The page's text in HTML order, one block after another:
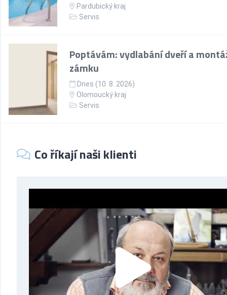
Pardubický kraj
Servis
Poptávám: vydlabání dveří a
zámku
Dnes (10. 8. 2026)
Olomoucký kraj
Servis
Co říkají naši klienti